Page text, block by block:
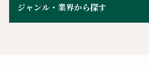
ジャンル・業界から探す